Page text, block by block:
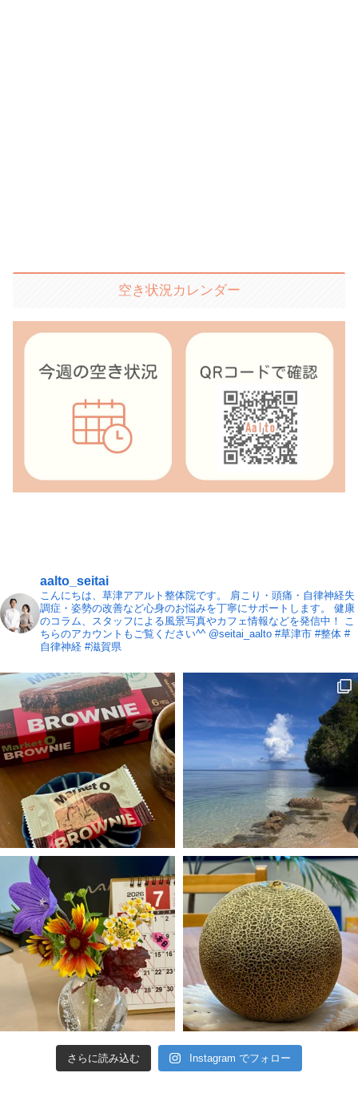
空き状況カレンダー
aalto_seitai
こんにちは、草津アアルト整体院です。
肩こり・頭痛・自律神経失
調症・姿勢の改善など心身のお悩みを丁寧にサポートします。
健康
のコラム、スタッフによる風景写真やカフェ情報などを発信中！
こ
ちらのアカウントもご覧ください^^ @seitai_aalto #草津市 #整体 #
自律神経 #滋賀県
さらに読み込む Instagram でフォロー